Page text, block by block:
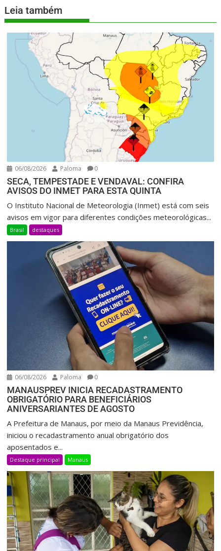
Leia também
06/08/2026 Paloma 0
SECA, TEMPESTADE E VENDAVAL: CONFIRA
AVISOS DO INMET PARA ESTA QUINTA
O Instituto Nacional de Meteorologia (Inmet) está com seis
avisos em vigor para diferentes condições meteorológicas...
Brasil destaques
06/08/2026 Paloma 0
MANAUSPREV INICIA RECADASTRAMENTO
OBRIGATÓRIO PARA BENEFICIÁRIOS
ANIVERSARIANTES DE AGOSTO
A Prefeitura de Manaus, por meio da Manaus Previdência,
iniciou o recadastramento anual obrigatório dos
aposentados e...
Destaque principal Manaus